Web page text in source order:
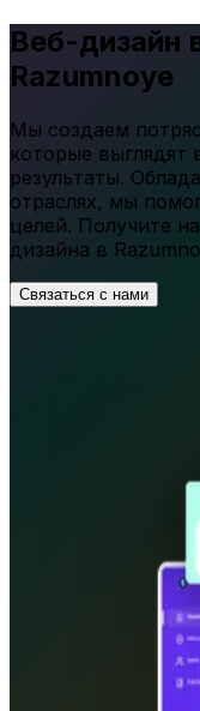
Веб-дизайн
Razumnoye
Мы создаем
которые выглядят
результаты.
отраслях, мы
целей. Получите
дизайна в
Связаться с нами